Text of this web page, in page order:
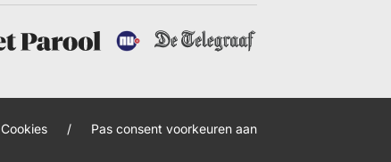
Cookies / Pas consent voorkeuren aan